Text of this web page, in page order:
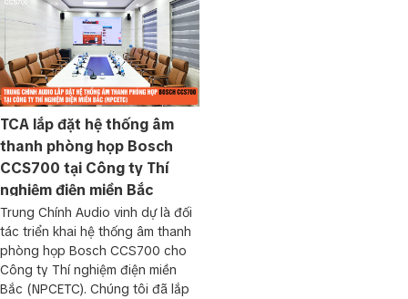
TCA lắp đặt hệ thống âm
thanh phòng họp Bosch
CCS700 tại Công ty Thí
nghiệm điện miền Bắc
NPCETC
Trung Chính Audio vinh dự là đối
tác triển khai hệ thống âm thanh
phòng họp Bosch CCS700 cho
Công ty Thí nghiệm điện miền
Bắc (NPCETC). Chúng tôi đã lắp